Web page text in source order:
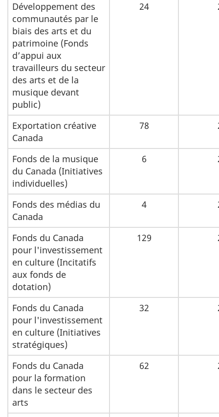
Développement des
communautés par le
biais des arts et du
patrimoine (Fonds
d’appui aux
travailleurs du secteur
des arts et de la
musique devant
public)
24
Exportation créative
Canada
78
Fonds de la musique
du Canada (Initiatives
individuelles)
6
Fonds des médias du
Canada
4
Fonds du Canada
pour l'investissement
en culture (Incitatifs
aux fonds de
dotation)
129
Fonds du Canada
pour l'investissement
en culture (Initiatives
stratégiques)
32
Fonds du Canada
pour la formation
dans le secteur des
arts
62